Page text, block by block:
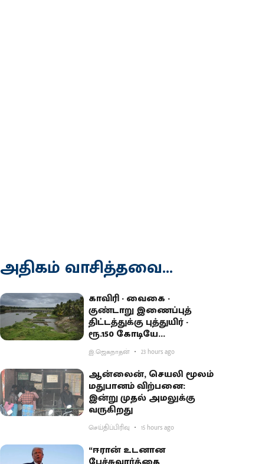
அதிகம் வாசித்தவை...
காவிரி - வைகை -
குண்டாறு இணைப்புத்
திட்டத்துக்கு புத்துயிர் -
ரூ.150 கோடியே
ஒதுக்கியதால் விவசாயிகள்
ஏமாற்றம்
இ.ஜெகநாதன் 23 hours ago
ஆன்லைன், செயலி மூலம்
மதுபானம் விற்பனை:
இன்று முதல் அமலுக்கு
வருகிறது
செய்திப்பிரிவு 15 hours ago
“ஈரான் உடனான